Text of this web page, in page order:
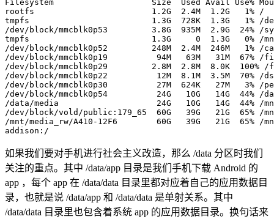
Filesystem                    Size  Used Avail Use%
rootfs 1 .2G 2 .4M 1 .2G 1% /
tmpfs 1 .3G  728K 1 .3G 1% /
/dev/block/mmcblk0p53 3 .8G  935M 2 .9G 24% /
tmpfs 1 .3G 0 1 .3G 0% /
/dev/block/mmcblk0p52         248M 2 .4M  246M 1% /
/dev/block/mmcblk0p19          94M   63M   31M 67% /
/dev/block/mmcblk0p29 2 .8M 2 .8M 8 .0K 100% /
/dev/block/mmcblk0p22          12M 8 .1M 3 .5M 70% /
/dev/block/mmcblk0p30          27M  624K   27M 3% /
/dev/block/mmcblk0p54          24G   10G   14G 44% /
/data/media                    24G   10G   14G 44% /
/dev/block/vold/public:179_65  60G   39G   21G 65% /
/mnt/media_rw/A410-12F6        60G   39G   21G 65% /
addison:/
如果我们要对手机进行社会主义改造，那么 /data 分区时我们
关注的重点。其中 /data/app 目录是我们手机下载 Android 的
app ，每个 app 在 /data/data 目录里都对应着自己的应用数据目
录，也就是说 /data/app 和 /data/data 是单射关系。其中
/data/data 目录里也包含着系统 app 的应用数据目录。换句话来